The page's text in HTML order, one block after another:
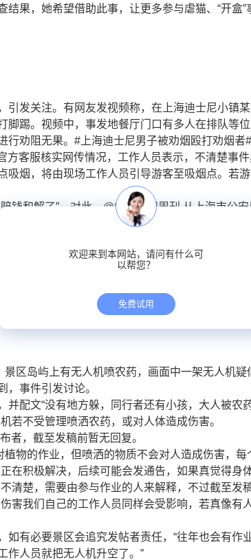
果，她希望借助此事，让更多参与虐猫、“开盒”
引发关注。有网友发视频称，在上海迪士尼小镇
脚踢。视频中，事发地餐厅门口有多人在排队等
行劝阻无果。#上海迪士尼男子被劝烟殴打劝烟者#
方客服核实网传情况，工作人员表示，不清楚事
吸烟，将由现场工作人员引导游客至吸烟点。若
钱和解了”。对此， @中国新闻周刊 从上海市公
我们在处理中”，其他事宜不便告知。如遇类似情
作人员回应称，目前园区没有接到禁烟通知，如
方账号在“常见问题”中曾答复称：“游客仅可在
职人员寻求帮助。”
区岛屿上有无人机喷农药，画面中一架无人机疑
，事件引发讨论。
配文“没有地方躲，同行者还有小孩，大人被农
若不受管理喷洒农药，或对人体造成伤害。
者，截至发稿前暂无回复。
物的作业，但喷洒的物质不会对人造成伤害，每
在积极解决，后续可能会发通告，如果真觉得身
清楚，需要由参与作业的人来解释，不过截至发
害我们自己的工作人员同样会受影响，若真像有
有必要景区会追究发帖者责任，“往年也会有作
作人员就把无人机升空了。”
欢迎来到本网站，请问有什么可
以帮您？
免费试用